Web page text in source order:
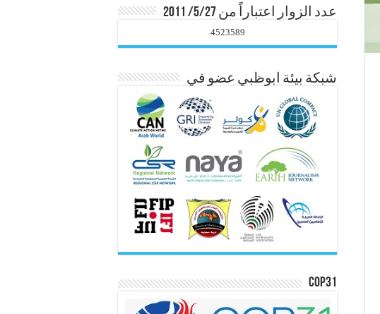
عدد الزوار اعتباراً من 5/27/ 2011
4523589
شبكة بيئة ابوظبي عضو في
COP31